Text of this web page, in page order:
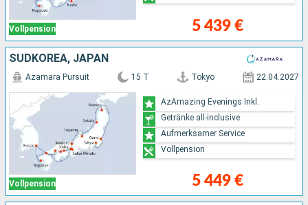
Vollpension 5 439 €
SÜDKOREA, JAPAN
Vollpension
Azamara Pursuit 15 T Tokyo 22.04.2027
5 449 €
AzAmazing Evenings Inkl.
Getränke all-inclusive
Aufmerksamer Service
Vollpension